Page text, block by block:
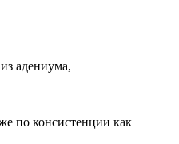
адениума,
по консистенции как